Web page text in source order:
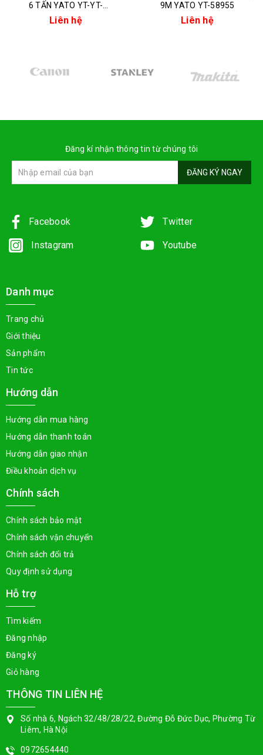
6 TẤN YATO YT-YT-
58962/58964/58966/58967
Liên hệ
9M YATO YT-58955
Liên hệ
Đăng kí nhận thông tin từ chúng tôi
ĐĂNG KÝ NGAY
Facebook Twitter
Instagram Youtube
Danh mục
Trang chủ
Giới thiệu
Sản phẩm
Tin tức
Hướng dẫn
Hướng dẫn mua hàng
Hướng dẫn thanh toán
Hướng dẫn giao nhận
Điều khoản dịch vụ
Chính sách
Chính sách bảo mật
Chính sách vận chuyển
Chính sách đổi trả
Quy định sử dụng
Hỗ trợ
Tìm kiếm
Đăng nhập
Đăng ký
Giỏ hàng
THÔNG TIN LIÊN HỆ
Số nhà 6, Ngách 32/48/28/22, Đường Đỗ Đức Dục, Phường Từ
Liêm, Hà Nội
0972654440